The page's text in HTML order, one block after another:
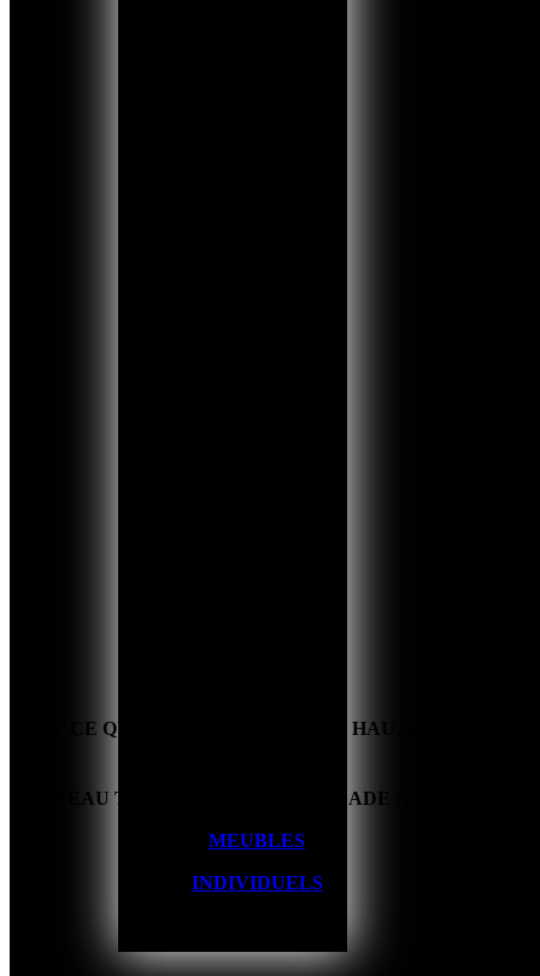
MEUBLES
INDIVIDUELS
TOUT CE QUI EST BON VIENT D'EN HAUT.
NOUVEAU TOIT EN TUILES ET FAÇADE À FISCHBACH